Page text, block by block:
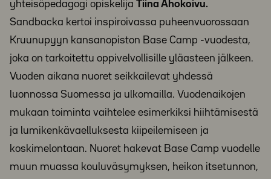
yhteisöpedagogi opiskelija
Tiina Ahokoivu.
Sandbacka kertoi inspiroivassa puheenvuorossaan
Kruunupyyn kansanopiston Base Camp -vuodesta,
joka on tarkoitettu oppivelvollisille yläasteen jälkeen.
Vuoden aikana nuoret seikkailevat yhdessä
luonnossa Suomessa ja ulkomailla. Vuodenaikojen
mukaan toiminta vaihtelee esimerkiksi hiihtämisestä
ja lumikenkävaelluksesta kiipeilemiseen ja
koskimelontaan. Nuoret hakevat Base Camp vuodelle
muun muassa kouluväsymyksen, heikon itsetunnon,